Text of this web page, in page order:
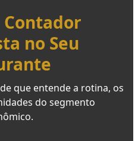
Contador
no Seu
que entende a rotina, os
do segmento